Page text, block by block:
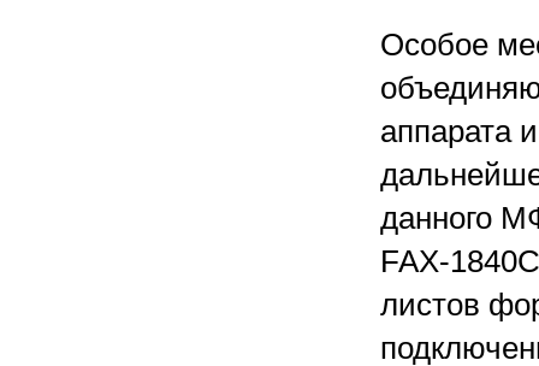
Особое
аппарата
данного
FAX-
листов